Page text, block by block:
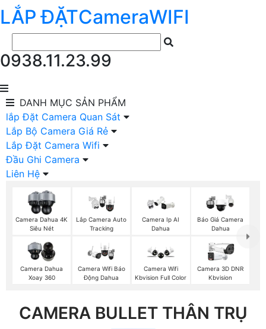
LẮP ĐẶTCameraWIFI
0938.11.23.99
DANH MỤC SẢN PHẨM
lắp Đặt Camera Quan Sát
Lắp Bộ Camera Giá Rẻ
Lắp Đặt Camera Wifi
Đầu Ghi Camera
Liên Hệ
Camera Dahua 4K
Siêu Nét
Lắp Camera Auto
Tracking
Camera Ip AI
Dahua
Báo Giá Camera
Dahua
Camera Dahua
Xoay 360
Camera Wifi Báo
Động Dahua
Camera Wifi
Kbvision Full Color
Camera 3D DNR
Kbvision
CAMERA BULLET THÂN TRỤ